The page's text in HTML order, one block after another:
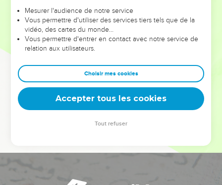
leur foi ou leur vision. Mais on voit moins les doutes, les erreurs
et les saisons difficiles qu'ils ont traversés, alors même que ce
sont elles qui les ont façonnés.
Dans cette conférence, leaders, entrepreneurs, et responsables
clés pour avancer avec plus de sagesse afin que leurs erreurs
deviennent vos tremplins. Que vous guidiez un ministère, une
équipe, un groupe ou une famille, leur expérience est faite
Mesurer l'audience de notre service
Vous permettre d'utiliser des services tiers tels que de la
vidéo, des cartes du monde…
Vous permettre d'entrer en contact avec notre service de
relation aux utilisateurs.
Choisir mes cookies
Accepter tous les cookies
Tout refuser